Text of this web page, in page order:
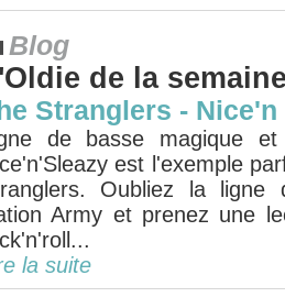
Blog
de la
Stranglers - Nice'n
de basse magique
est l'exemple
Oubliez la ligne
Army et prenez une
la suite